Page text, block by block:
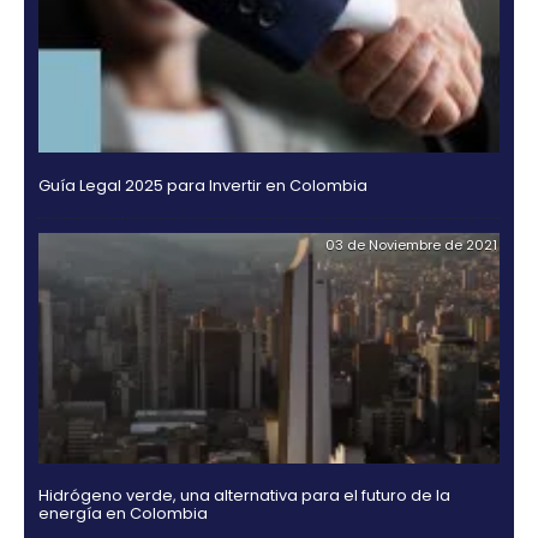
el desarrollo de biotecnología agropecuaria e
Bogotá hay un abanico de alternativas para el
biotecnología productos agrícolas, pruebas de
cosméticos, bioempaques y energías limpias. Y
Bucaramanga las oportunidades son para el
La presencia de los inversionistas ha sido clave en
posicionamiento de Colombia en el mercado de
y aseo, como: Belcorp, Procter & Gamble, Unilever,
Yanbal, Avon, Unilever, Johnson & Johnson,
Kimberly Clark.
Lea aquí el artículo completo:
http://issuu.com/via-
media/docs/phm_fm_2013_digi?mode=window
OTROS DOCUMENTOS